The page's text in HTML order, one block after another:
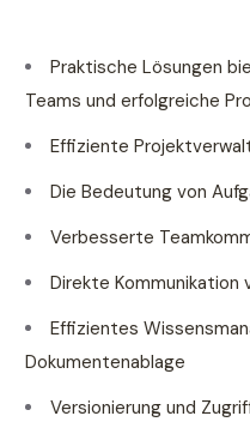
Praktische Lösungen
Teams und erfolgreiche
Effiziente
Die Bedeutung von
Verbesserte
Direkte Kommunikation
Effizientes
Dokumentenablage
Versionierung und